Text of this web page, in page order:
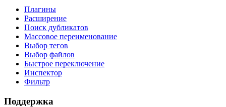
Плагины
Расширение
Поиск дубликатов
Массовое переименование
Выбор тегов
Выбор файлов
Быстрое переключение
Инспектор
Фильтр
Поддержка